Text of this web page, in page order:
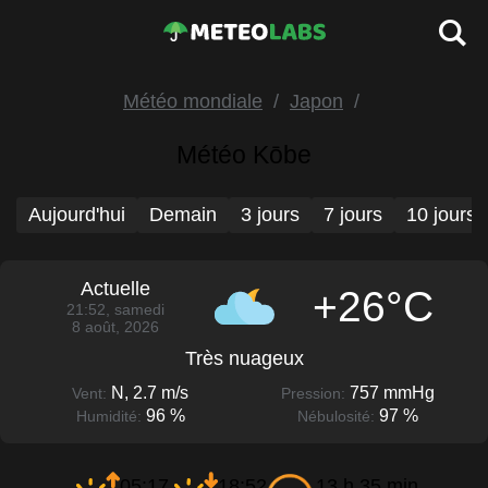
Météo mondiale Japon
Météo Kōbe
Aujourd'hui Demain 3 jours 7 jours 10 jours
Actuelle
21:52, samedi
8 août, 2026
+26°C
Très nuageux
Vent: N, 2.7 m/s Pression: 757 mmHg
Humidité: 96 % Nébulosité: 97 %